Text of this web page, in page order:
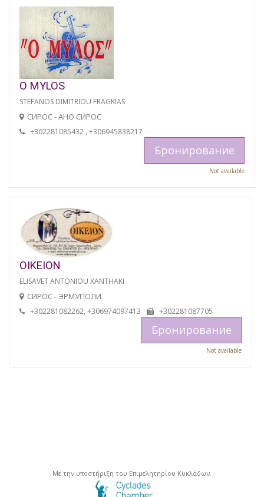
O MYLOS
STEFANOS DIMITRIOU FRAGKIAS
СИРОС - АНО СИРОС
+302281085432 , +306945838217
Бронирование
Not available
OIKEION
ELISAVET ANTONIOU XANTHAKI
СИРОС - ЭРМУПОЛИ
+302281082262, +306974097413 +302281087705
Бронирование
Not available
Με την υποστήριξη του Επιμελητηρίου Κυκλάδων.